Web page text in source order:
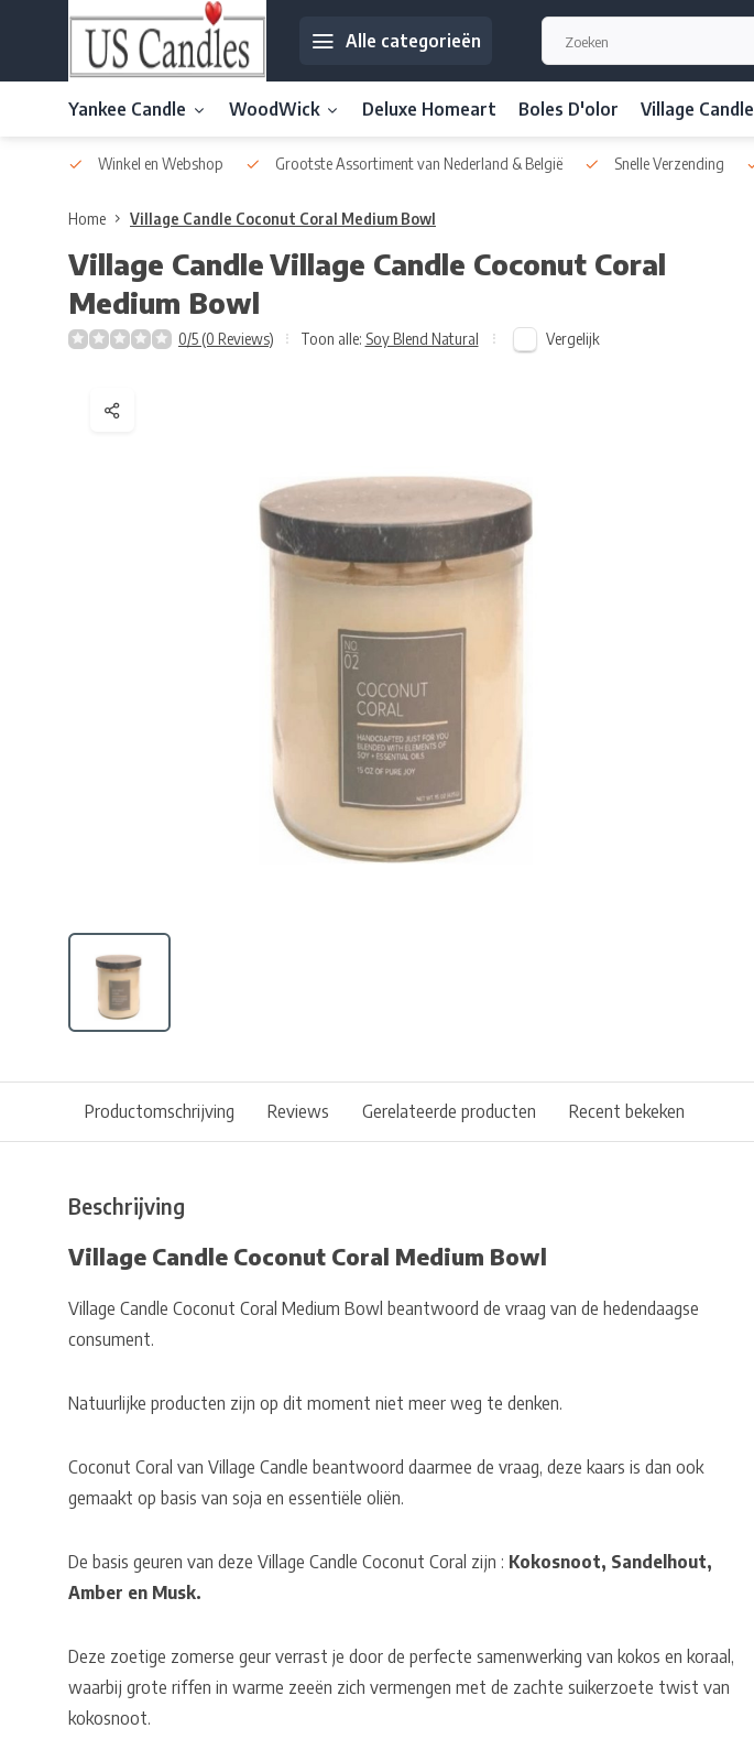
Alle categorieën
Yankee Candle WoodWick Deluxe Homeart Boles D'olor Village Candle
Winkel en Webshop Grootste Assortiment van Nederland & België Snelle Verzending
Home Village Candle Coconut Coral Medium Bowl
Village CandleVillage Candle Coconut Coral
Medium Bowl
0/5 (0 Reviews) Toon alle: Soy Blend Natural Vergelijk
Productomschrijving Reviews Gerelateerde producten Recent bekeken
Beschrijving
Village Candle Coconut Coral Medium Bowl
Village Candle Coconut Coral Medium Bowl beantwoord de vraag van de hedendaagse
consument.
Natuurlijke producten zijn op dit moment niet meer weg te denken.
Coconut Coral van Village Candle beantwoord daarmee de vraag, deze kaars is dan ook
gemaakt op basis van soja en essentiële oliën.
De basis geuren van deze Village Candle Coconut Coral zijn : Kokosnoot, Sandelhout,
Amber en Musk.
Deze zoetige zomerse geur verrast je door de perfecte samenwerking van kokos en koraal,
waarbij grote riffen in warme zeeën zich vermengen met de zachte suikerzoete twist van
kokosnoot.